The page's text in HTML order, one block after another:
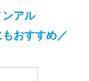
アル
おすすめ／